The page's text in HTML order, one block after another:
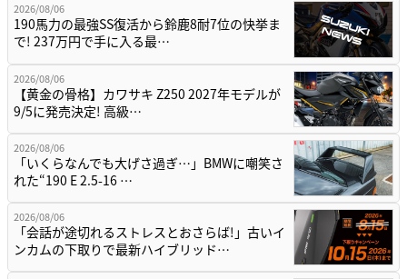
2026/08/06
190馬力の最強SS復活から鈴鹿8耐7位の快挙ま
で! 237万円で手に入る最…
2026/08/06
【黄金の骨格】カワサキ Z250 2027年モデルが
9/5に発売決定! 高級…
2026/08/06
「いくらなんでも大げさ過ぎ…」BMWに嘲笑さ
れた“190 E 2.5-16 …
2026/08/06
「会話が途切れるストレスとおさらば!」古いイ
ンカムの下取りで最新ハイブリッド…